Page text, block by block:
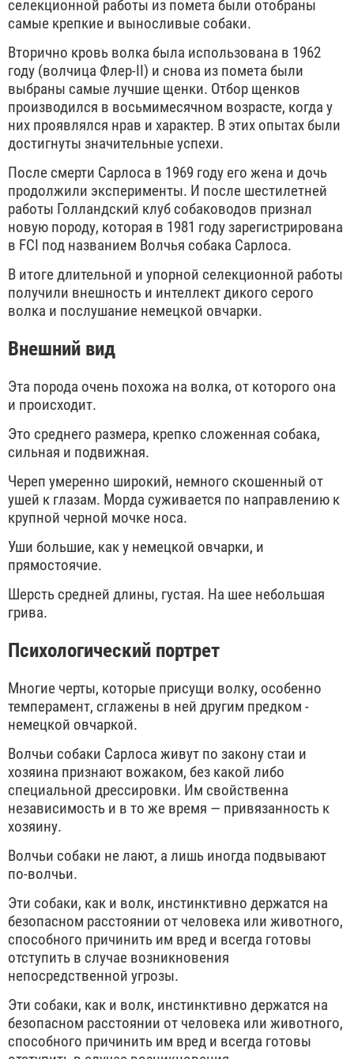
селекционной работы из помета были отобраны
самые крепкие и выносливые собаки.
Вторично кровь волка была использована в 1962
году (волчица Флер-II) и снова из помета были
выбраны самые лучшие щенки. Отбор щенков
производился в восьмимесячном возрасте, когда у
них проявлялся нрав и характер. В этих опытах были
достигнуты значительные успехи.
После смерти Сарлоса в 1969 году его жена и дочь
продолжили эксперименты. И после шестилетней
работы Голландский клуб собаководов признал
новую породу, которая в 1981 году зарегистрирована
в FCI под названием Волчья собака Сарлоса.
В итоге длительной и упорной селекционной работы
получили внешность и интеллект дикого серого
волка и послушание немецкой овчарки.
Внешний вид
Эта порода очень похожа на волка, от которого она
и происходит.
Это среднего размера, крепко сложенная собака,
сильная и подвижная.
Череп умеренно широкий, немного скошенный от
ушей к глазам. Морда суживается по направлению к
крупной черной мочке носа.
Уши большие, как у немецкой овчарки, и
прямостоячие.
Шерсть средней длины, густая. На шее небольшая
грива.
Психологический портрет
Многие черты, которые присущи волку, особенно
темперамент, сглажены в ней другим предком -
немецкой овчаркой.
Волчьи собаки Сарлоса живут по закону стаи и
хозяина признают вожаком, без какой либо
специальной дрессировки. Им свойственна
независимость и в то же время — привязанность к
хозяину.
Волчьи собаки не лают, а лишь иногда подвывают
по-волчьи.
Эти собаки, как и волк, инстинктивно держатся на
безопасном расстоянии от человека или животного,
способного причинить им вред и всегда готовы
отступить в случае возникновения
непосредственной угрозы.
Эти собаки, как и волк, инстинктивно держатся на
безопасном расстоянии от человека или животного,
способного причинить им вред и всегда готовы